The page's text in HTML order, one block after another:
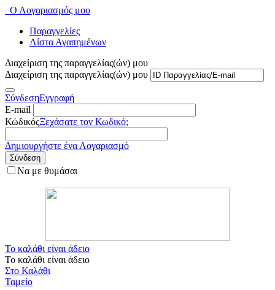
Ο Λογαριασμός μου
Παραγγελίες
Λίστα Αγαπημένων
Διαχείριση της παραγγελίας(ών) μου
Διαχείριση της παραγγελίας(ών) μου
ΣύνδεσηΕγγραφή
E-mail
ΚώδικόςΞεχάσατε τον Κωδικό;
Δημιουργήστε ένα Λογαριασμό
Σύνδεση
Να με θυμάσαι
Το καλάθι είναι άδειο
Το καλάθι είναι άδειο
Στο Καλάθι
Ταμείο